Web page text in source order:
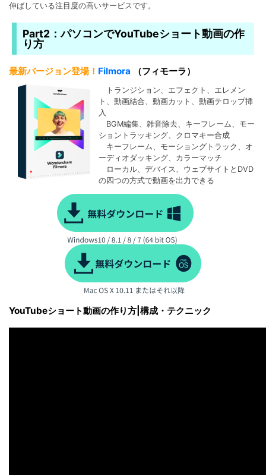
伸ばしている注目度の高いサービスです。
Part2：パソコンでYouTubeショート動画の作
り方
最新バージョン登場！ Filmora （フィモーラ）
トランジション、エフェクト、エレメン
ト、動画結合、動画カット、動画テロップ挿
入
BGM編集、雑音除去、キーフレーム、モー
ショントラッキング、クロマキー合成
キーフレーム、モーショングトラック、オ
ーディオダッキング、カラーマッチ
ローカル、デバイス、ウェブサイトとDVD
の四つの方式で動画を出力できる
YouTubeショート動画の作り方|構成・テクニック